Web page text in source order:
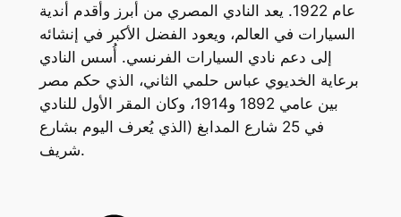
عام 1922. يعد النادي المصري من أبرز وأقدم أندية
السيارات في العالم، ويعود الفضل الأكبر في إنشائه
إلى دعم نادي السيارات الفرنسي. أُسس النادي
برعاية الخديوي عباس حلمي الثاني، الذي حكم مصر
بين عامي 1892 و1914، وكان المقر الأول للنادي
في 25 شارع المدابغ (الذي يُعرف اليوم بشارع
شريف.